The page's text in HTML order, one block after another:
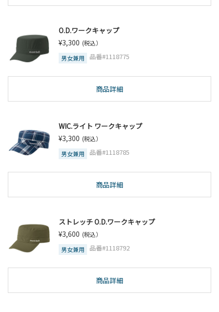
O.D.ワークキャップ
¥3,300 (税込）
男女兼用
品番#1118775
商品詳細
WIC.ライト ワークキャップ
¥3,300 (税込）
男女兼用
品番#1118785
商品詳細
ストレッチ O.D.ワークキャップ
¥3,600 (税込）
男女兼用
品番#1118792
商品詳細